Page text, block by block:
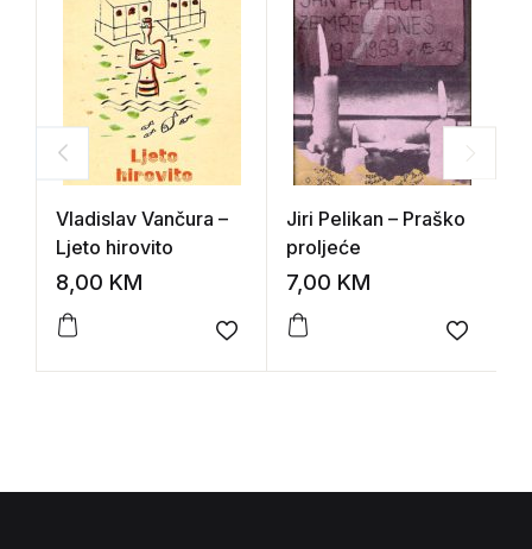
Vladislav Vančura –
Ljeto hirovito
8,00 KM
Add to wishlist
Jiri Pelikan – Praško
proljeće
7,00 KM
Add to